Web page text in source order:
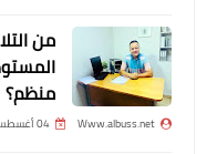
أخبار البص
*الديمقراطية
قياديا من جبهة
من
منظم؟
Www.albuss.net 04 أغسطس 2026